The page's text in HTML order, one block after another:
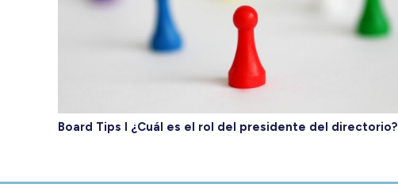
Board Tips I ¿Cuál es el rol del presidente del directorio?